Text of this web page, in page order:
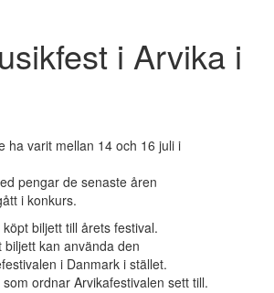
i Arvika i
ha varit mellan 14 och 16 juli i
pengar de senaste åren
i konkurs.
biljett till årets festival.
kan använda den
i Danmark i stället.
ordnar Arvikafestivalen sett till.